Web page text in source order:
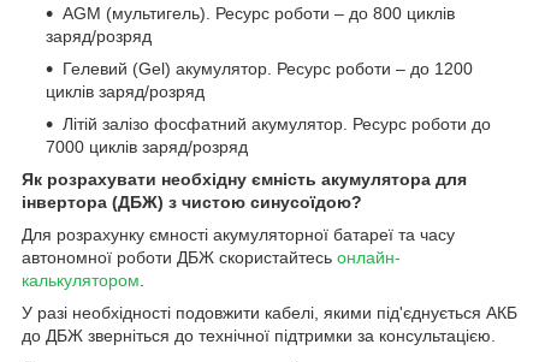
AGM (мультигель). Ресурс роботи – до 800 циклів
заряд/розряд
Гелевий (Gel) акумулятор. Ресурс роботи – до 1200
циклів заряд/розряд
Літій залізо фосфатний акумулятор. Ресурс роботи до
7000 циклів заряд/розряд
Як розрахувати необхідну ємність акумулятора для
інвертора (ДБЖ) з чистою синусоїдою?
Для розрахунку ємності акумуляторної батареї та часу
автономної роботи ДБЖ скористайтесь онлайн-
калькулятором
У разі необхідності подовжити кабелі, якими під'єднується АКБ
до ДБЖ зверніться до технічної підтримки за консультацією.